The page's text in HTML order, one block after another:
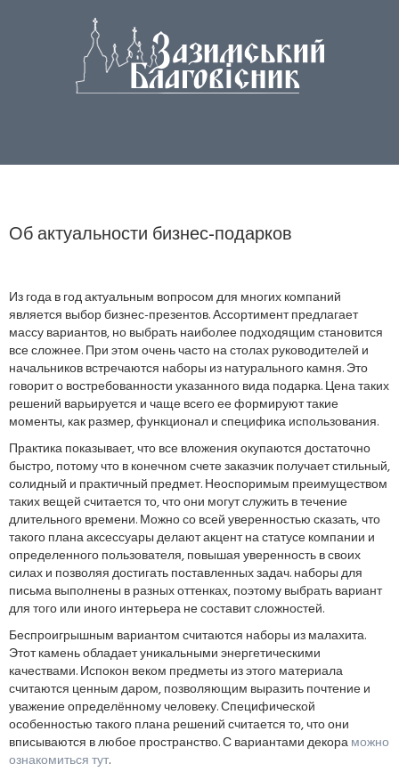
Об актуальности бизнес-подарков
Из года в год актуальным вопросом для многих компаний
является выбор бизнес-презентов. Ассортимент предлагает
массу вариантов, но выбрать наиболее подходящим становится
все сложнее. При этом очень часто на столах руководителей и
начальников встречаются наборы из натурального камня. Это
говорит о востребованности указанного вида подарка. Цена таких
решений варьируется и чаще всего ее формируют такие
моменты, как размер, функционал и специфика использования.
Практика показывает, что все вложения окупаются достаточно
быстро, потому что в конечном счете заказчик получает стильный,
солидный и практичный предмет. Неоспоримым преимуществом
таких вещей считается то, что они могут служить в течение
длительного времени. Можно со всей уверенностью сказать, что
такого плана аксессуары делают акцент на статусе компании и
определенного пользователя, повышая уверенность в своих
силах и позволяя достигать поставленных задач. наборы для
письма выполнены в разных оттенках, поэтому выбрать вариант
для того или иного интерьера не составит сложностей.
Беспроигрышным вариантом считаются наборы из малахита.
Этот камень обладает уникальными энергетическими
качествами. Испокон веком предметы из этого материала
считаются ценным даром, позволяющим выразить почтение и
уважение определённому человеку. Специфической
особенностью такого плана решений считается то, что они
вписываются в любое пространство. С вариантами декораможно
ознакомиться тут.